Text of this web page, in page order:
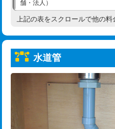
用/3ｍまで)
給水管工事※（塩ビ管（VP・HI
給水管工事※（ライニング鋼管・
管・ポリ管・HT管使用/3ｍまで)
給水管工事※（ライニング鋼管
管・ポリ管・HT管使用/3ｍ超え)
排水管工事（土の掘削・埋め戻
舗・法人）
高度高圧洗浄換
トーラー機使用/3mまで
追加トーラー機使用/3m超え
上記の表をスクロールで他の料
水道管